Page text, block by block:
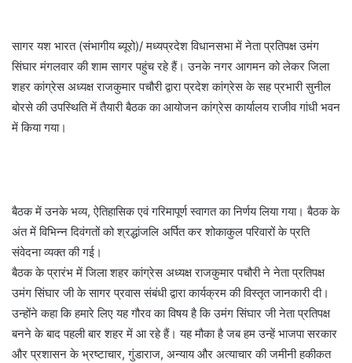
सागर यश भारत (संभागीय ब्यूरो)/ मध्यप्रदेश विधानसभा में नेता प्रतिपक्ष उमंग
सिंघार मंगलवार की शाम सागर पहुंच रहे हैं। उनके नगर आगमन को लेकर जिला
शहर कांग्रेस अध्यक्ष राजकुमार पचौरी द्वारा प्रदेश कांग्रेस के सह प्रभारी सुनील
बोरसे की उपस्थिति में तैयारी बैठक का आयोजन कांग्रेस कार्यालय राजीव गांधी भवन
में किया गया।
बैठक में उनके भव्य, ऐतिहासिक एवं गरिमापूर्ण स्वागत का निर्णय लिया गया। बैठक के
अंत में विभिन्न दिवंगतों को श्रद्धांजलि अर्पित कर शोकाकुल परिवारों के प्रति
संवेदना व्यक्त की गई।
बैठक के प्रारंभ में जिला शहर कांग्रेस अध्यक्ष राजकुमार पचौरी ने नेता प्रतिपक्ष
उमंग सिंघार जी के सागर प्रवास संबंधी द्वारा कार्यक्रम की विस्तृत जानकारी दी।
उन्होंने कहा कि हमारे लिए यह गौरव का विषय है कि उमंग सिंघार जी नेता प्रतिपक्ष
बनने के बाद पहली बार शहर में आ रहे हैं। यह मौका है जब हम उन्हें भाजपा सरकार
और प्रशासन के भ्रष्टाचार, गुंडाराज, अन्याय और अत्याचार की जमीनी हकीकत